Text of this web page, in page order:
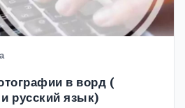
в ворд (
русский язык)